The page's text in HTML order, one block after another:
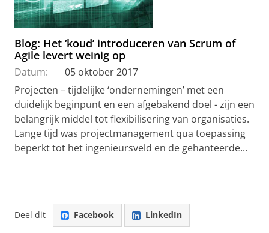
Blog: Het ‘koud’ introduceren van Scrum of
Agile levert weinig op
Datum:
05 oktober 2017
Projecten – tijdelijke ‘ondernemingen’ met een
duidelijk beginpunt en een afgebakend doel - zijn een
belangrijk middel tot flexibilisering van organisaties.
Lange tijd was projectmanagement qua toepassing
beperkt tot het ingenieursveld en de gehanteerde...
Deel dit Facebook LinkedIn